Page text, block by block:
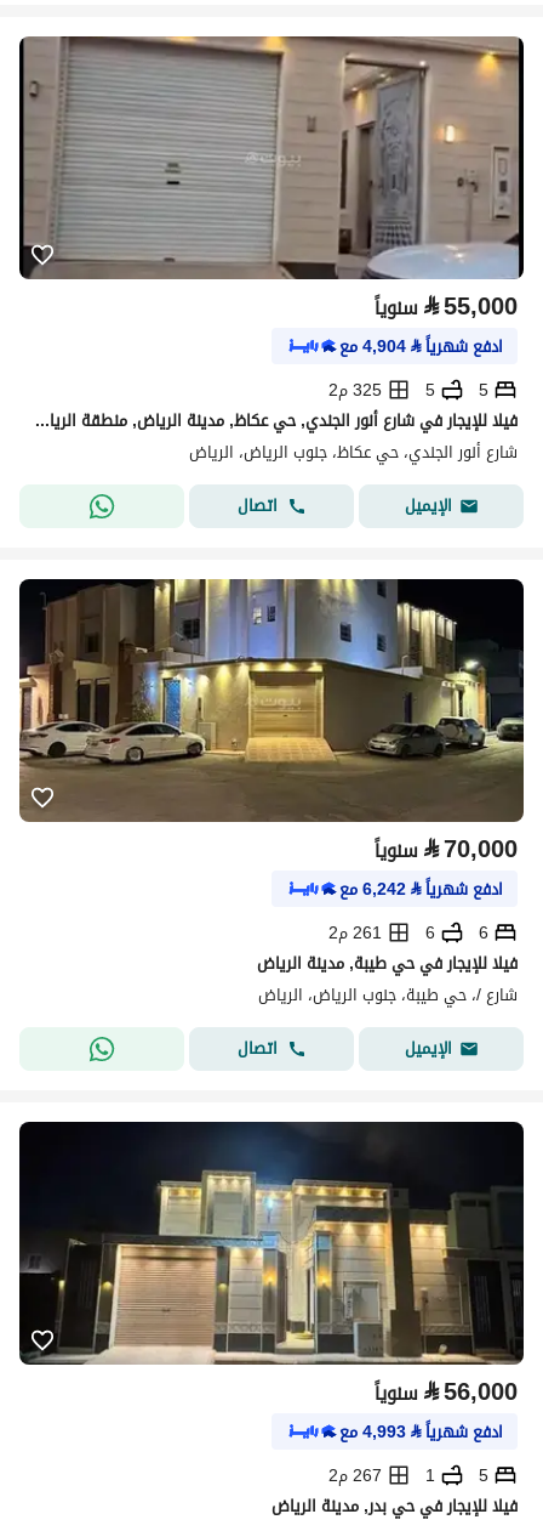
⃁55,000 سنوياً
ادفع شهرياً⃁
4,904مع
5
5
325 م2
فيلا للإيجار في شارع أنور الجندي, حي عكاظ, مدينة الرياض, منطقة الرياض
شارع أنور الجندي، حي عكاظ، جنوب الرياض، الرياض
الإيميل
اتصال
⃁70,000 سنوياً
ادفع شهرياً⃁
6,242مع
6
6
261 م2
فيلا للإيجار في حي طيبة, مدينة الرياض
شارع /، حي طيبة، جنوب الرياض، الرياض
الإيميل
اتصال
⃁56,000 سنوياً
ادفع شهرياً⃁
4,993مع
5
1
267 م2
فيلا للإيجار في حي بدر, مدينة الرياض